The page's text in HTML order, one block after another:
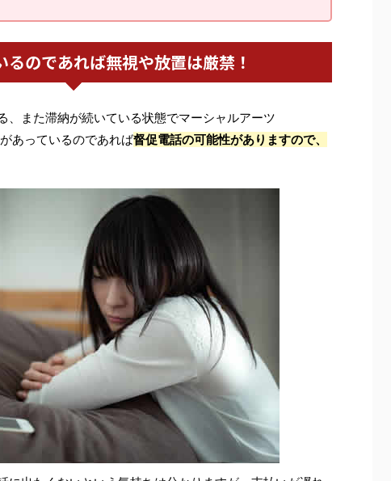
るのであれば無視や放置は厳禁！
、また滞納が続いている状態でマーシャルアーツ
あっているのであれば督促電話の可能性がありますので、